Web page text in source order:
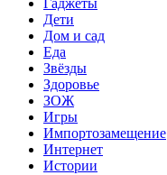
Гаджеты
Дети
Дом и сад
Еда
Звёзды
Здоровье
ЗОЖ
Игры
Импортозамещение
Интернет
Истории